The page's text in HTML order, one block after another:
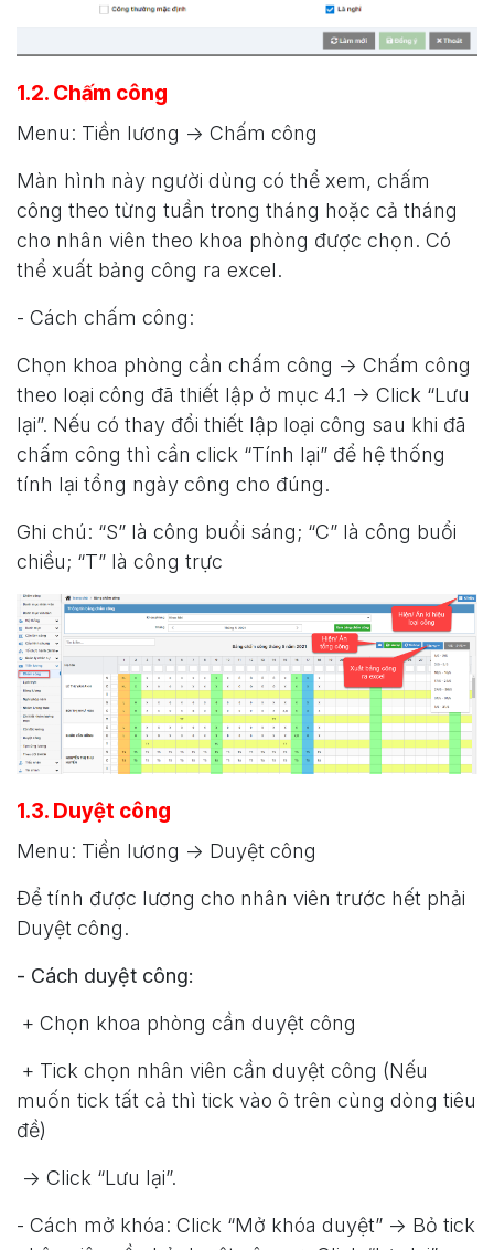
1.2. Chấm công
Menu: Tiền lương -> Chấm công
Màn hình này người dùng có thể xem, chấm
công theo từng tuần trong tháng hoặc cả tháng
cho nhân viên theo khoa phòng được chọn. Có
thể xuất bảng công ra excel.
- Cách chấm công:
Chọn khoa phòng cần chấm công -> Chấm công
theo loại công đã thiết lập ở mục 4.1 -> Click “Lưu
lại”. Nếu có thay đổi thiết lập loại công sau khi đã
chấm công thì cần click “Tính lại” để hệ thống
tính lại tổng ngày công cho đúng.
Ghi chú: “S” là công buổi sáng; “C” là công buổi
chiều; “T” là công trực
1.3. Duyệt công
Menu: Tiền lương -> Duyệt công
Để tính được lương cho nhân viên trước hết phải
Duyệt công.
- Cách duyệt công:
+ Chọn khoa phòng cần duyệt công
+ Tick chọn nhân viên cần duyệt công (Nếu
muốn tick tất cả thì tick vào ô trên cùng dòng tiêu
đề)
-> Click “Lưu lại”.
- Cách mở khóa: Click “Mở khóa duyệt” -> Bỏ tick